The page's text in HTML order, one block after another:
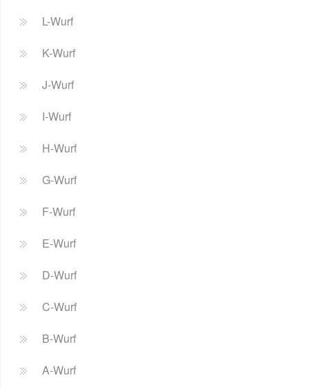
L-Wurf
K-Wurf
J-Wurf
I-Wurf
H-Wurf
G-Wurf
F-Wurf
E-Wurf
D-Wurf
C-Wurf
B-Wurf
A-Wurf